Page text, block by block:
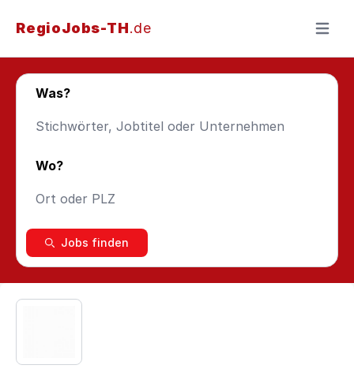
RegioJobs-TH.de Menü
Was?
Wo?
Jobs finden